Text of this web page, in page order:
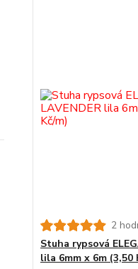
2
Stuha rypsová
lila 6mm x 6m (3,50